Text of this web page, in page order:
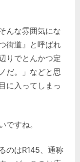
んな雰囲気にな
街道』と呼ばれ
りでとんかつ定
だ。」などと思
に入ってしまっ
ですね。
のはR145、通称